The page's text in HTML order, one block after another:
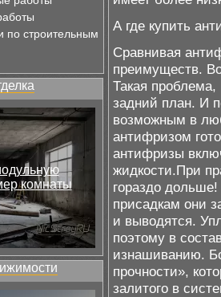
по строительным
комнаты
А где купить
Сравнивая
преимуществ.
Такая проблема,
задний план. И
возможным в
антифризом
антифризы
жидкости.При
гораздо
присадкам они
и выводятся.
поэтому в
изнашиванию.
прочности»,
залитого в